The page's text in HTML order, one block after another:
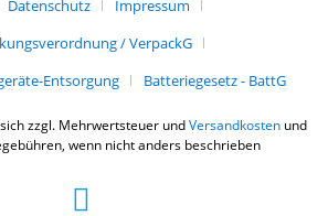
Datenschutz
Impressum
/ VerpackG
Entsorgung
Batteriegesetz - BattG
zzgl. Mehrwertsteuer undVersandkostenund
wenn nicht anders beschrieben